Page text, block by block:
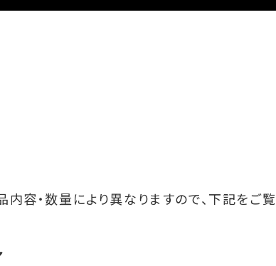
容・数量により異なりますので、下記をご覧